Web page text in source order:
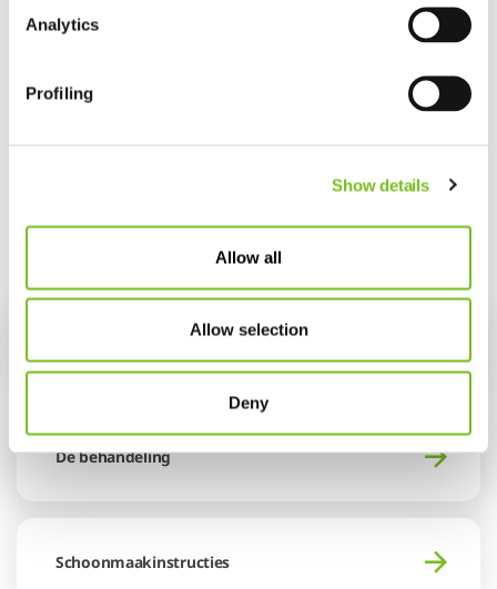
Analytics
Profiling
Show details
Allow all
Allow selection
Deny
De behandeling
Schoonmaakinstructies